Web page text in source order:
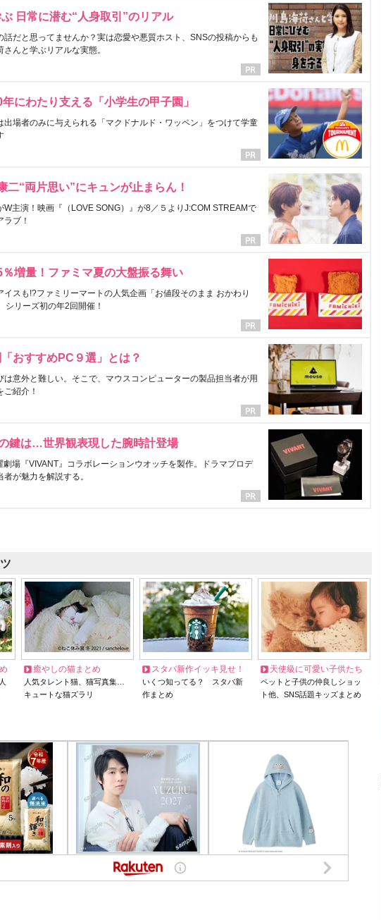
日常に潜む“人身取引”のリアル
話だと思ってませんか？実は恋愛や悪質ホスト、SNSの投稿からも
んと学ぶリアルな実態。
にわたり支える「小学生の甲子園」
出場者のみに与えられる「マクドナルド・ワッペン」をつけて学童
二“両片思い”にキュンが止まらん！
W主演！映画『（LOVE SONG）』が8／５よりJ:COM STREAMで
ブ！
増量！ファミマ夏の大盤振る舞い
イスも!?ファミリーマートの人気企画「お値段そのまま おかわり
シリーズ初の年2回開催！
おすすめPC９選」とは？
は意外と難しい。そこで、マウスコンピューターの製品担当者が用
紹介！
鍵は…世界観表現した腕時計登場
場『VIVANT』コラボレーションウオッチを製作。ドラマプロデ
が魅力を解説する。
癒やしの猫まとめ
人気タレント猫、猫写真集…
キュートな猫ズラリ
スタバ新作イッキ見せ！
いくつ知ってる？ スタバ新
作まとめ
天使級に可愛い子供たち
ペットと子供の仲良しショッ
ト他、SNS話題キッズまとめ